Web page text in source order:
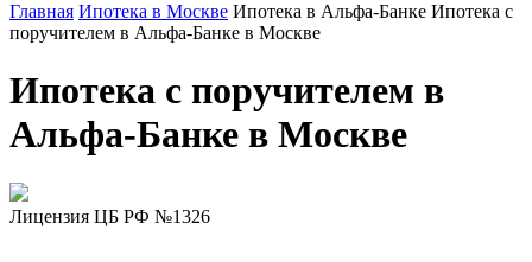
Главная Ипотека в Москве Ипотека в Альфа-Банке Ипотека с
поручителем в Альфа-Банке в Москве
Ипотека с поручителем в
Альфа-Банке в Москве
Лицензия ЦБ РФ №1326